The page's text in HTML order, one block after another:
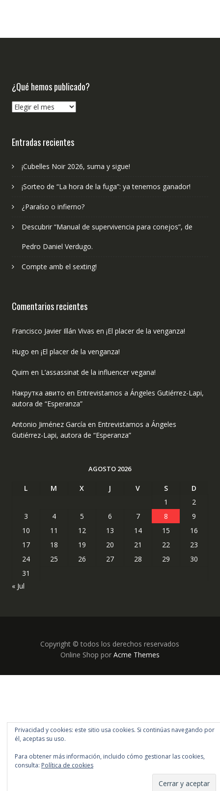
¿Qué hemos publicado?
¿Qué
Entradas recientes
¡Cubelles Noir 2026, suma y sigue!
¡Sorteo de “La hora de la fuga”: ya tenemos ganador!
¿Paraíso o infierno?
Descubrir “Manual de supervivencia para conejos”, de
Pedro Daniel Verdugo.
Compte amb el sexting!
Comentarios recientes
Francisco Javier Illán Vivas en ¡El placer de la venganza!
Hugo en ¡El placer de la venganza!
Quim en L’assassinat de la influencer vegana!
Накрутка авито en Entrevistamos a Ángeles Gutiérrez-Lapi,
autora de “Esperanza”
Antonio Jiménez García en Entrevistamos a Ángeles
Gutiérrez-Lapi, autora de “Esperanza”
AGOSTO 2026
L M X J V S
D
1
2
3
4 5 6 7 8
9
10
11 12 13 14 15
16
17
18 19 20 21 22
23
24
25 26 27 28 29
30
31
« Jul
Copyright © todos los derechos reservados
Online Shop por Acme Themes
Privacidad y cookies: este sitio usa cookies. Si continúas navegando por
él, aceptas su uso.
Para obtener más información, incluido cómo gestionar las cookies,
consulta: Política de cookies